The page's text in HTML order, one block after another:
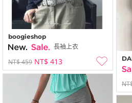
boogieshop
長袖上衣
NT$ 459 NT$ 413